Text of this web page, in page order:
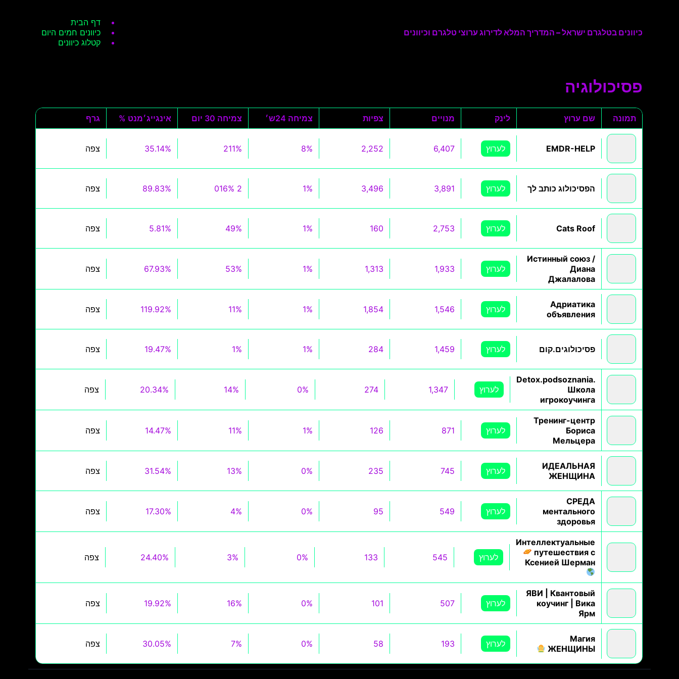
כיוונים בטלגרם ישראל – המדריך המלא לדירוג ערוצי טלגרם וכיוונים
דף הבית
כיוונים חמים היום
קטלוג כיוונים
פסיכולוגיה
תמונה שם ערוץ לינק מנויים צפיות צמיחה 24ש׳ צמיחה 30 יום אינגייג׳מנט % גרף
EMDR-HELP לערוץ 6,407
2,252
8%
211%
35.14% צפה
הפסיכולוג כותב לך לערוץ 3,891
3,496
1%
2 016%
89.83% צפה
Cats Roof לערוץ 2,753
160
1%
49%
5.81% צפה
Истинный союз /
Диана
Джалалова
לערוץ 1,933
1,313
1%
53%
67.93% צפה
Адриатика
объявления
לערוץ 1,546
1,854
1%
11%
119.92% צפה
פסיכולוגים.קום לערוץ 1,459
284
1%
1%
19.47% צפה
Detox.podsoznania.
Школа
игрокоучинга
לערוץ 1,347
274
0%
14%
20.34% צפה
Тренинг-центр
Бориса
Мельцера
לערוץ 871
126
1%
11%
14.47% צפה
ИДЕАЛЬНАЯ
ЖЕНЩИНА
לערוץ 745
235
0%
13%
31.54% צפה
СРЕДА
ментального
здоровья
לערוץ 549
95
0%
4%
17.30% צפה
Интеллектуальные
путешествия с
Ксенией Шерман
לערוץ 545
133
0%
3%
24.40% צפה
ЯВИ | Квантовый
коучинг | Вика
Ярм
לערוץ 507
101
0%
16%
19.92% צפה
Магия
ЖЕНЩИНЫ
לערוץ 193
58
0%
7%
30.05% צפה